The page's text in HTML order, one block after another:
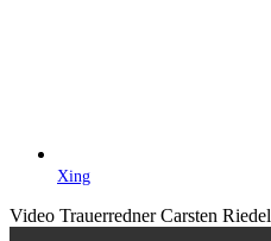
Xing
Video Trauerredner Carsten Riedel